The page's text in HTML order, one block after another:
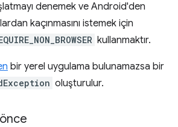
denemek ve Android'den
kaçınmasını istemek için
kullanmaktır.
bir yerel uygulama bulunamazsa bir
oluşturulur.